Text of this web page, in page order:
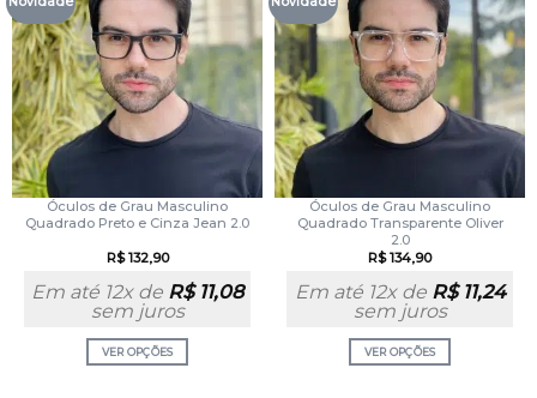
Óculos de Grau Masculino
Quadrado Preto e Cinza Jean 2.0
R$132,90
Em até 12x de R$11,08
sem juros
VER OPÇÕES
Óculos de Grau Masculino
Quadrado Transparente Oliver
2.0
R$134,90
Em até 12x de R$11,24
sem juros
VER OPÇÕES